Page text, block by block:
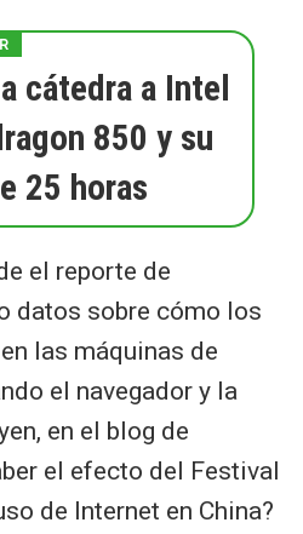
cátedra a Intel
850 y su
25 horas
el reporte de
datos sobre cómo los
las máquinas de
el navegador y la
en el blog de
el efecto del Festival
de Internet en China?